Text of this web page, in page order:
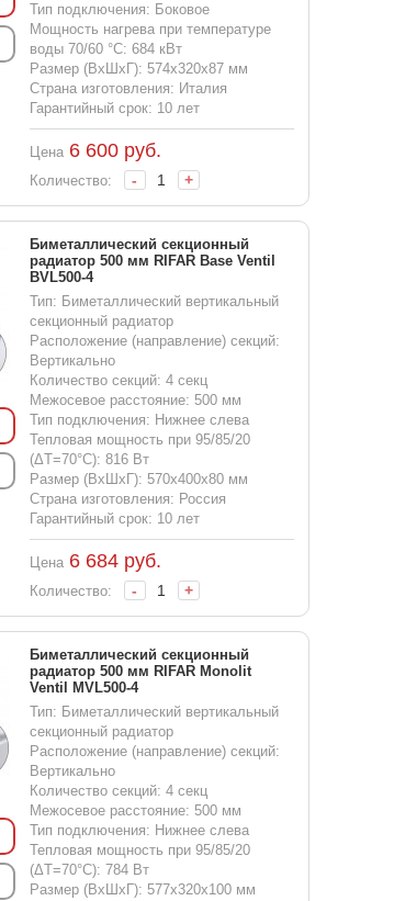
Тип подключения: Боковое
Мощность нагрева при температуре
воды 70/60 °С: 684 кВт
Размер (ВхШхГ): 574x320x87 мм
Страна изготовления: Италия
Гарантийный срок: 10 лет
Цена 6 600руб.
Количество: - +
Биметаллический секционный
радиатор 500 мм RIFAR Base Ventil
BVL500-4
Тип: Биметаллический вертикальный
секционный радиатор
Расположение (направление) секций:
Вертикально
Количество секций: 4 секц
Межосевое расстояние: 500 мм
Тип подключения: Нижнее слева
Тепловая мощность при 95/85/20
(ΔT=70°C): 816 Вт
Размер (ВхШхГ): 570x400x80 мм
Страна изготовления: Россия
Гарантийный срок: 10 лет
Цена 6 684руб.
Количество: - +
Биметаллический секционный
радиатор 500 мм RIFAR Monolit
Ventil MVL500-4
Тип: Биметаллический вертикальный
секционный радиатор
Расположение (направление) секций:
Вертикально
Количество секций: 4 секц
Межосевое расстояние: 500 мм
Тип подключения: Нижнее слева
Тепловая мощность при 95/85/20
(ΔT=70°C): 784 Вт
Размер (ВхШхГ): 577x320x100 мм